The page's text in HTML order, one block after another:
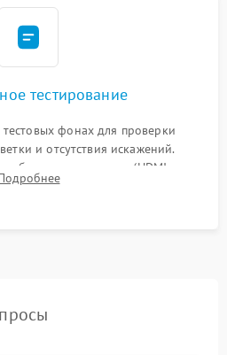
тестирование
фонах для проверки
и отсутствия искажений.
всех портов (HDMI,
управления под нагрузкой в